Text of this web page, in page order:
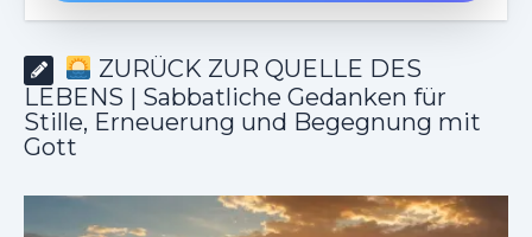
ZURÜCK ZUR QUELLE DES
LEBENS | Sabbatliche Gedanken für
Stille, Erneuerung und Begegnung mit
Gott